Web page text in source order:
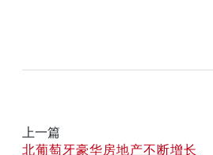
上一篇
北葡萄牙豪华房地产不断增长